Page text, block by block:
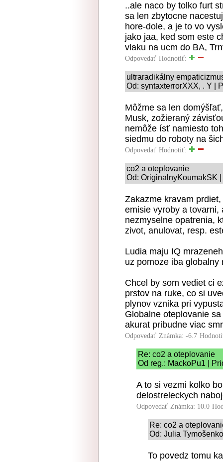
..ale naco by tolko furt
sa len zbytocne
hore-dole, a je to vo
jako jaa, ked som este
vlaku na ucm do BA,
Odpovedať Hodnotiť:
ultraradikálny
Od: syntaxterrorXXX, . Y |
Môžme sa len
Musk, zožieraný
nemôže ísť namiesto
siedmu do roboty na
Odpovedať Hodnotiť:
co2 a oteplovanie
Od: OriginalnyKoumakSK
Zakazme kravam
emisie vyroby a tovarni,
nezmyselne opatrenia,
zivot, anulovat, resp.
Ludia maju IQ
uz pomoze iba globalny
Chcel by som vediet ci
prstov na ruke, co si
plynov vznika pri
Globalne oteplovanie
akurat pribudne viac
Odpovedať Známka: -6.7
Re: co2 a oteplovanie
Od reg.: MackoPu1 |
A to si vezmi kolko
delostreleckych
Odpovedať Známka: 10.0
Re: co2 a
Od: Julia
To povedz tomu